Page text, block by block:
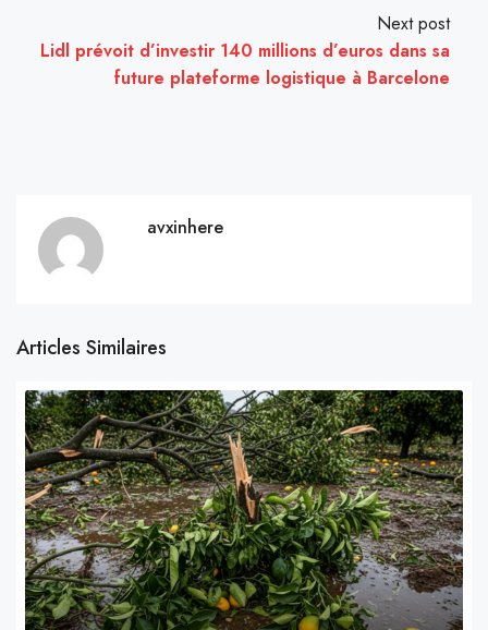
Next post
Lidl prévoit d’investir 140 millions d’euros dans sa
future plateforme logistique à Barcelone
avxinhere
Articles Similaires